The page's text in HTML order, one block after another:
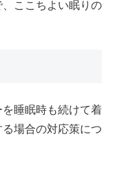
ここちよい眠りの
睡眠時も続けて着
場合の対応策につ